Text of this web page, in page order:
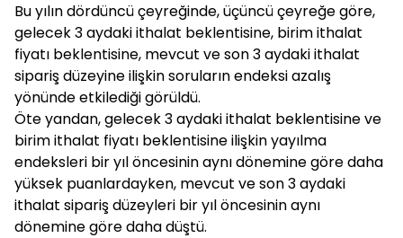
Bu yılın dördüncü çeyreğinde, üçüncü çeyreğe göre,
gelecek 3 aydaki ithalat beklentisine, birim ithalat
fiyatı beklentisine, mevcut ve son 3 aydaki ithalat
sipariş düzeyine ilişkin soruların endeksi azalış
yönünde etkilediği görüldü.
Öte yandan, gelecek 3 aydaki ithalat beklentisine ve
birim ithalat fiyatı beklentisine ilişkin yayılma
endeksleri bir yıl öncesinin aynı dönemine göre daha
yüksek puanlardayken, mevcut ve son 3 aydaki
ithalat sipariş düzeyleri bir yıl öncesinin aynı
dönemine göre daha düştü.